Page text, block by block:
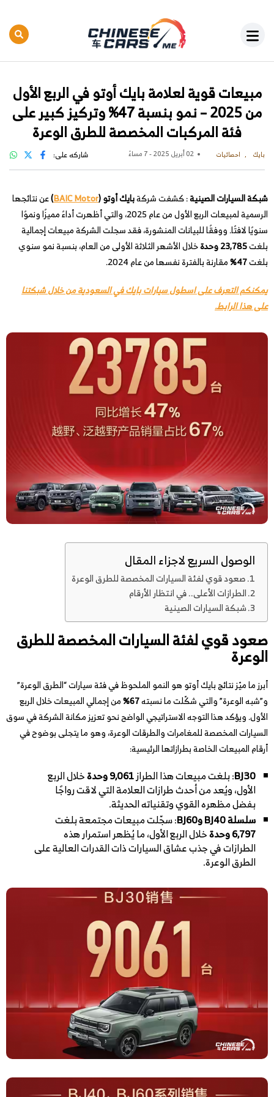
مبيعات قوية لعلامة بايك أوتو في الربع الأول
من 2025 – نمو بنسبة 47% وتركيز كبير على
فئة المركبات المخصصة للطرق الوعرة
بايك احصائيات 02 أبريل 2025 - 7 مساءً شاركه على:
شبكة السيارات الصينية: كشفت شركةبايك أوتو (BAIC Motor
)عن نتائجها
الرسمية لمبيعات الربع الأول من عام 2025، والتي أظهرت أداءً مميزًا ونموًا
سنويًا لافتًا. ووفقًا للبيانات المنشورة، فقد سجلت الشركة مبيعات إجمالية
بلغت23,785 وحدة
خلال الأشهر الثلاثة الأولى من العام، بنسبة نمو سنوي
بلغت47%
مقارنة بالفترة نفسها من عام 2024.
يمكنكم التعرف على اسطول سيارات بايك في السعودية من خلال شبكتنا
على هذا الرابط.
الوصول السريع لاجزاء المقال
صعود قوي لفئة السيارات المخصصة للطرق الوعرة
الطرازات الأعلى.. في انتظار الأرقام
شبكة السيارات الصينية
صعود قوي لفئة السيارات المخصصة للطرق
الوعرة
أبرز ما ميّز نتائج بايك أوتو هو النمو الملحوظ في فئة سيارات “الطرق الوعرة”
و”شبه الوعرة” والتي شكّلت ما نسبته67% من إجمالي المبيعات خلال الربع
الأول. ويؤكد هذا التوجه الاستراتيجي الواضح نحو تعزيز مكانة الشركة في سوق
السيارات المخصصة للمغامرات والطرقات الوعرة، وهو ما يتجلى بوضوح في
أرقام المبيعات الخاصة بطرازاتها الرئيسية:
BJ30: بلغت مبيعات هذا الطراز9,061 وحدة
خلال الربع
الأول، ويُعد من أحدث طرازات العلامة التي لاقت رواجًا
بفضل مظهره القوي وتقنياته الحديثة.
سلسلة BJ40 وBJ60
: سجّلت مبيعات مجتمعة بلغت
6,797 وحدة
خلال الربع الأول، ما يُظهر استمرار هذه
الطرازات في جذب عشاق السيارات ذات القدرات العالية على
الطرق الوعرة.